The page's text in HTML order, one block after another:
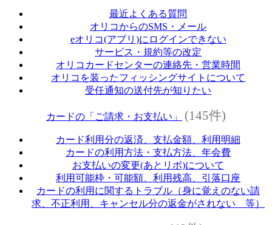
最近よくある質問
オリコからのSMS・メール
eオリコ(アプリ)にログインできない
サービス・規約等の改定
オリコカードセンターの連絡先・営業時間
オリコを装ったフィッシングサイトについて
受任通知の送付先が知りたい
カードの「ご請求・お支払い」 (145件)
カード利用分の返済、支払金額、利用明細
カードの利用方法・支払方法、年会費
お支払いの変更(あとリボ)について
利用可能枠・可能額、利用残高、引落口座
カードの利用に関するトラブル（身に覚えのない請
求、不正利用、キャンセル分の返金がされない 等）